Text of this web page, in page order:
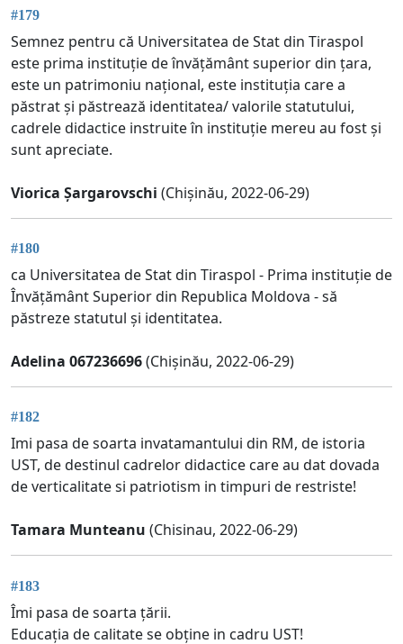
#179
Semnez pentru că Universitatea de Stat din Tiraspol
este prima instituție de învățământ superior din țara,
este un patrimoniu național, este instituția care a
păstrat și păstrează identitatea/ valorile statutului,
cadrele didactice instruite în instituție mereu au fost și
sunt apreciate.
Viorica Șargarovschi (Chișinău, 2022-06-29)
#180
ca Universitatea de Stat din Tiraspol - Prima instituție de
Învățământ Superior din Republica Moldova - să
păstreze statutul și identitatea.
Adelina 067236696(Chișinău, 2022-06-29)
#182
Imi pasa de soarta invatamantului din RM, de istoria
UST, de destinul cadrelor didactice care au dat dovada
de verticalitate si patriotism in timpuri de restriste!
Tamara Munteanu (Chisinau, 2022-06-29)
#183
Îmi pasa de soarta țării.
Educația de calitate se obține in cadru UST!